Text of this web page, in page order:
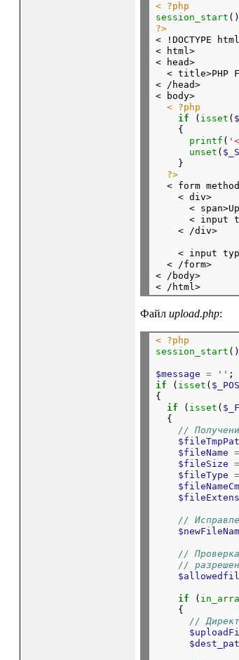
< ?php
session_start
?>
< !DOCTYPE
< html>
< head>
< title>PHP
< /head>
< body>
< ?php
if ( isset (
    {
printf (
unset (
    }
?>
< form
    < div>
<
< input
    < /div>
< input
  < /form>
< /body>
< /html>
Файл upload.php:
< ?php
session_start
$message = '' ;
if ( isset (
{
if ( isset (
  {
//
$fileName =
$fileSize =
$fileType =
//
//
//
if (
    {
//